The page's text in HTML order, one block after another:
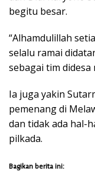
begitu besar.
“Alhamdulillah
selalu ramai
sebagai tim didesa
Ia juga yakin
pemenang di
dan tidak ada hal-
pilkada.
Bagikan berita ini: